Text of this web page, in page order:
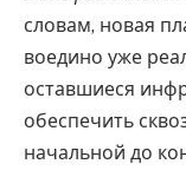
словам, новая
воедино уже
оставшиеся
обеспечить
начальной до